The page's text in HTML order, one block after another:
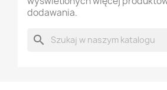
dodawania.
search